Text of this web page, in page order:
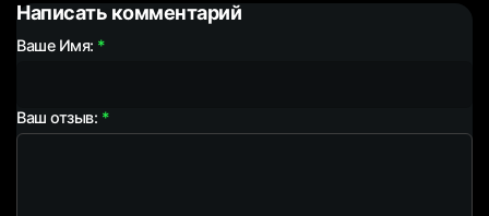
Написать комментарий
Ваше Имя:
Ваш отзыв: